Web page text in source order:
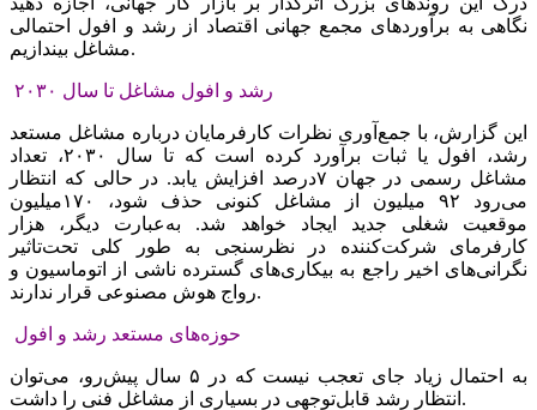
نگاهی به برآوردهای مجمع جهانی اقتصاد از رشد و افول احتمالی
مشاغل بیندازیم.
رشد و افول مشاغل تا سال ۲۰۳۰
این گزارش، با جمع‌‌‌آوری نظرات کارفرمایان درباره مشاغل مستعد
رشد، افول یا ثبات برآورد کرده است که تا سال ۲۰۳۰، تعداد
مشاغل رسمی در جهان ۷‌درصد افزایش یابد. در حالی که انتظار
می‌رود ۹۲ میلیون از مشاغل کنونی حذف شود، ۱۷۰میلیون
موقعیت شغلی جدید ایجاد خواهد شد. به‌عبارت دیگر، ‌هزار
کارفرمای شرکت‌کننده در نظرسنجی به طور کلی تحت‌تاثیر
نگرانی‌های اخیر راجع به بیکاری‌‌‌های گسترده ناشی از اتوماسیون و
رواج هوش مصنوعی قرار ندارند.
حوزه‌‌‌های مستعد رشد و افول
به احتمال زیاد جای تعجب نیست که در ۵ سال پیش‌‌‌رو، می‌توان
انتظار رشد قابل‌توجهی در بسیاری از مشاغل فنی را داشت.